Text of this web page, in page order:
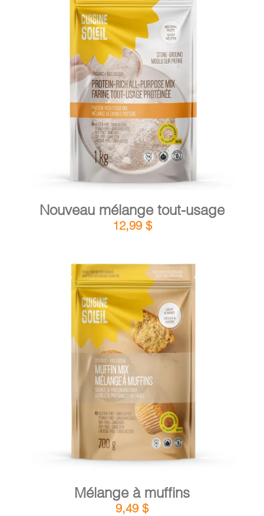
PANIER
AJOUTER AU PANIER / DÉTAILS
Nouveau mélange tout-usage
12,99 $
AJOUTER AU PANIER
Mélange à muffins
9,49 $